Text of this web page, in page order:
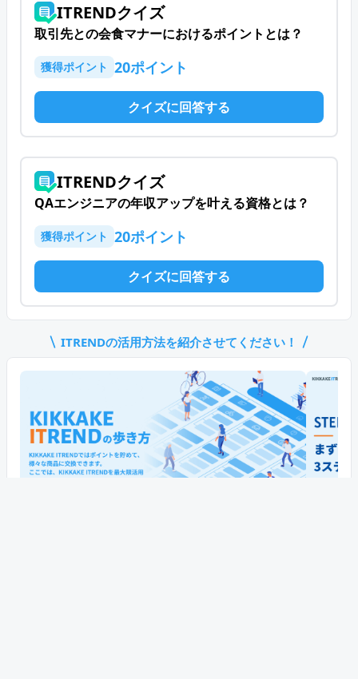
ITRENDクイズ
取引先との会食マナーにおけるポイントとは？
獲得ポイント 20ポイント
クイズに回答する
ITRENDクイズ
QAエンジニアの年収アップを叶える資格とは？
獲得ポイント 20ポイント
クイズに回答する
ITRENDの活用方法を紹介させてください！